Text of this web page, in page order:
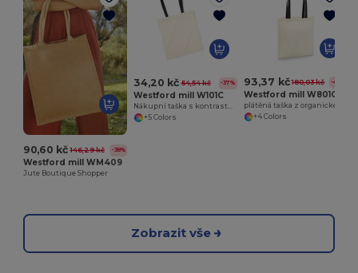
90,60 kč 146,29 kč -38%
Westford mill WM409
Jute Boutique Shopper
34,20 kč 54,54 kč -37%
Westford mill W101C
+5 Colors
93,37 kč 180,03 kč -48%
Westford mill W801C
+4 Colors
Zobrazit vše